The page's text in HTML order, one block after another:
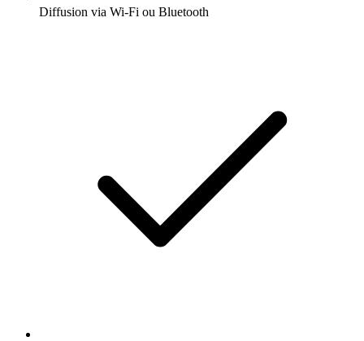
Diffusion via Wi-Fi ou Bluetooth